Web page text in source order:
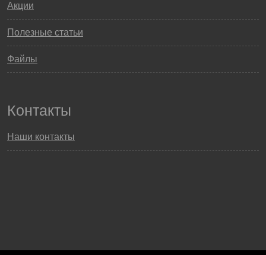
Акции
Полезные статьи
Файлы
Контакты
Наши контакты